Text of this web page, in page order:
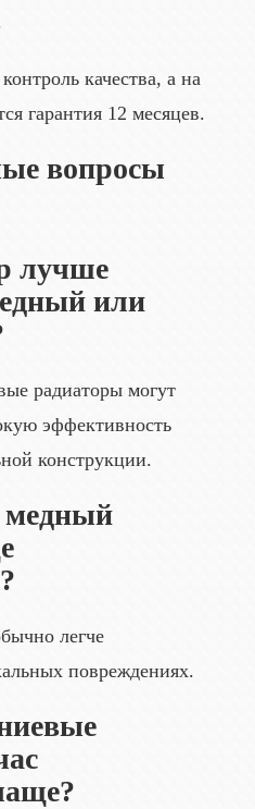
качества, а на
гарантия 12 месяцев.
вопросы
лучше
или
радиаторы могут
эффективность
конструкции.
медный
легче
повреждениях.